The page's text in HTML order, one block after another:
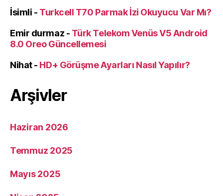
İsimli - Turkcell T70 Parmak İzi Okuyucu Var Mı?
Emir durmaz - Türk Telekom Venüs V5 Android
8.0 Oreo Güncellemesi
Nihat- HD+ Görüşme Ayarları Nasıl Yapılır?
Arşivler
Haziran 2026
Temmuz 2025
Mayıs 2025